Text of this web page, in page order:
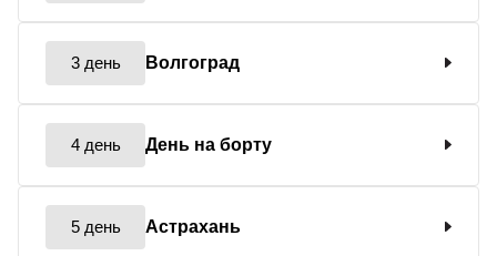
3 день Волгоград
4 день День на борту
5 день Астрахань